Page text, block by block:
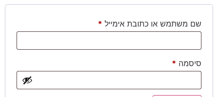
שם משתמש או כתובת אימייל *
סיסמה *